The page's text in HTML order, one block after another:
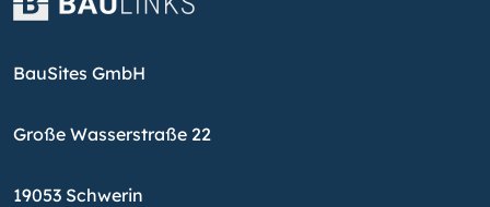
BauSites GmbH
Große Wasserstraße 22
19053 Schwerin